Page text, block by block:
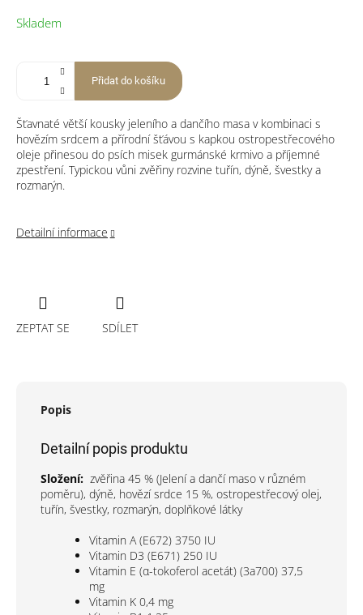
cena:
Skladem
Přidat do košíku
Šťavnaté větší kousky jeleního a dančího masa v kombinaci s
hovězím srdcem a přírodní šťávou s kapkou ostropestřecového
oleje přinesou do psích misek gurmánské krmivo a příjemné
zpestření. Typickou vůni zvěřiny rozvine tuřín, dýně, švestky a
rozmarýn.
Detailní informace
ZEPTAT SE SDÍLET
Popis
Detailní popis produktu
Složení: zvěřina 45 % (Jelení a dančí maso v různém
poměru), dýně, hovězí srdce 15 %, ostropestřecový olej,
tuřín, švestky, rozmarýn, doplňkové látky
Vitamin A (E672) 3750 IU
Vitamin D3 (E671) 250 IU
Vitamin E (α-tokoferol acetát) (3a700) 37,5
mg
Vitamin K 0,4 mg